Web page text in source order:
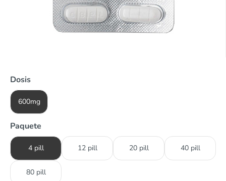
Dosis
600mg
Paquete
4 pill 12 pill 20 pill 40 pill
80 pill